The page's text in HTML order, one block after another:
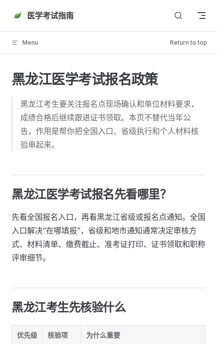
Skip to content
医学考试指南
Menu Return to top
黑龙江医学考试报名政策
黑龙江考生要关注报名点现场确认和单位材料要求，
成绩合格后继续跟进证书领取。本页不替代当年公
告，作用是帮你把全国入口、省级执行和个人材料核
验串起来。
黑龙江医学考试报名先看哪里？
先看全国报名入口，再看黑龙江省级或报名点通知。全国
入口解决“在哪填报”，省级和地市通知通常决定审核方
式、材料清单、缴费截止、准考证打印、证书领取和职称
评审细节。
黑龙江考生先核验什么
优先级 核验项 为什么重要